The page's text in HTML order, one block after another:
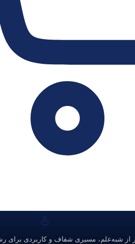
از شبه‌علم، مسیری شفاف و کاربردی برای